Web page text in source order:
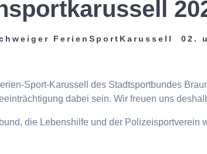
FerienSportKarussell 02.
Sport-Karussell des Stadtsportbundes
dabei sein. Wir freuen uns
die Lebenshilfe und der